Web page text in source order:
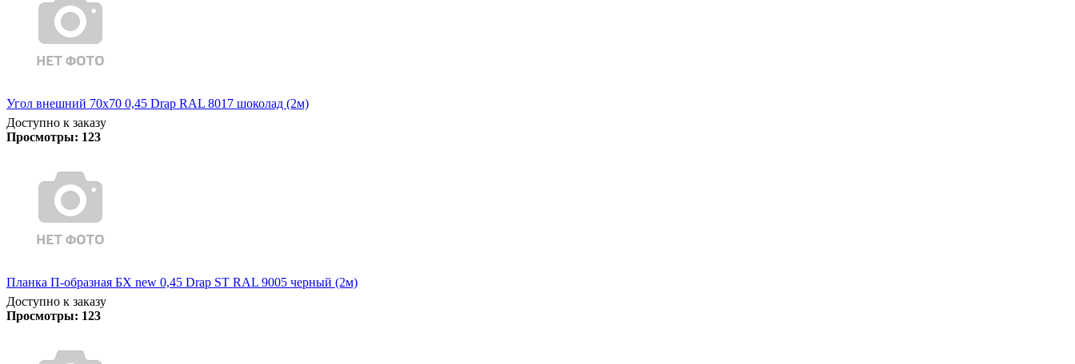
Угол внешний 70х70 0,45 Drap RAL 8017 шоколад (2м)
Доступно к заказу
Просмотры: 123
Планка П-образная БХ new 0,45 Drap ST RAL 9005 черный (2м)
Доступно к заказу
Просмотры: 123